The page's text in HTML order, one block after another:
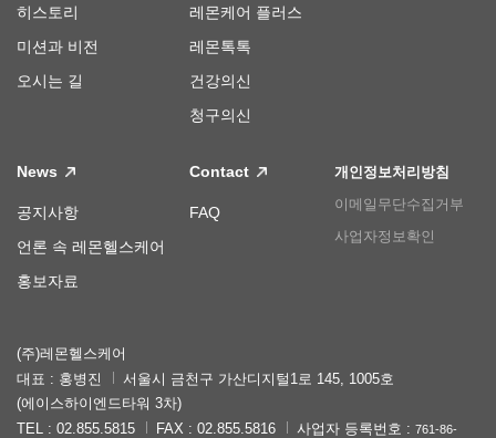
히스토리
미션과 비전
오시는 길
레몬케어 플러스
레몬톡톡
건강의신
청구의신
News
공지사항
언론 속 레몬헬스케어
홍보자료
Contact
FAQ
개인정보처리방침
이메일무단수집거부
사업자정보확인
(주)레몬헬스케어
대표 : 홍병진
서울시 금천구 가산디지털1로 145, 1005호
(에이스하이엔드타워 3차)
TEL : 02.855.5815
FAX : 02.855.5816 사업자 등록번호 : 761-86-